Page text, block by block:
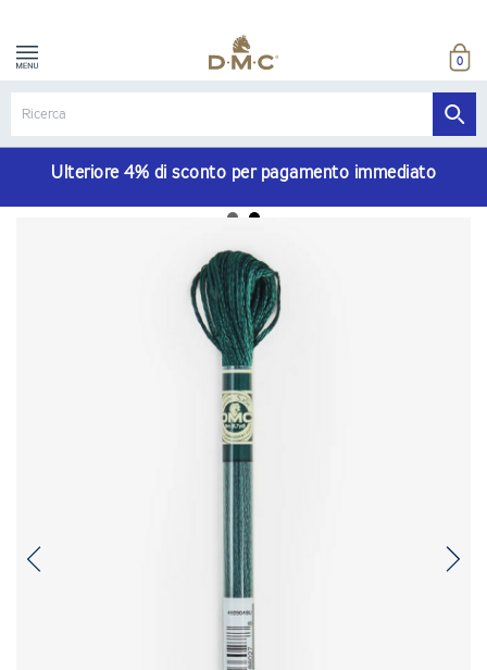
0
Ulteriore 4% di sconto per pagamento immediato